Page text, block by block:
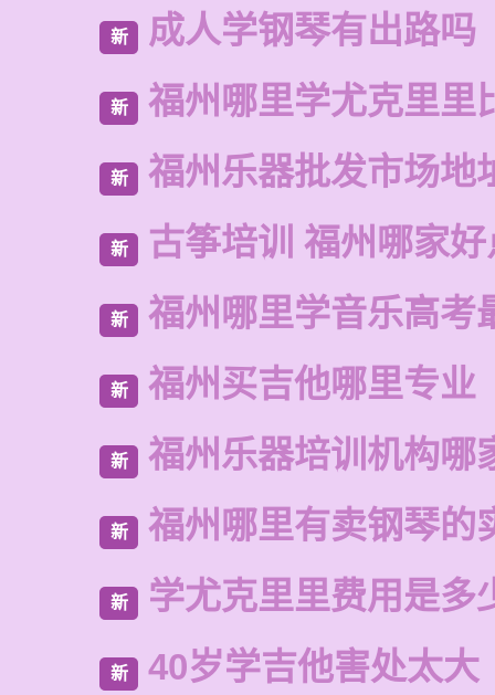
新 成人学钢琴有出路吗
新 福州哪里学尤克里里
新 福州乐器批发市场地
新 古筝培训 福州哪家好
新 福州哪里学音乐高考
新 福州买吉他哪里专业
新 福州乐器培训机构哪
新 福州哪里有卖钢琴的
新 学尤克里里费用是多
新 40岁学吉他害处太大